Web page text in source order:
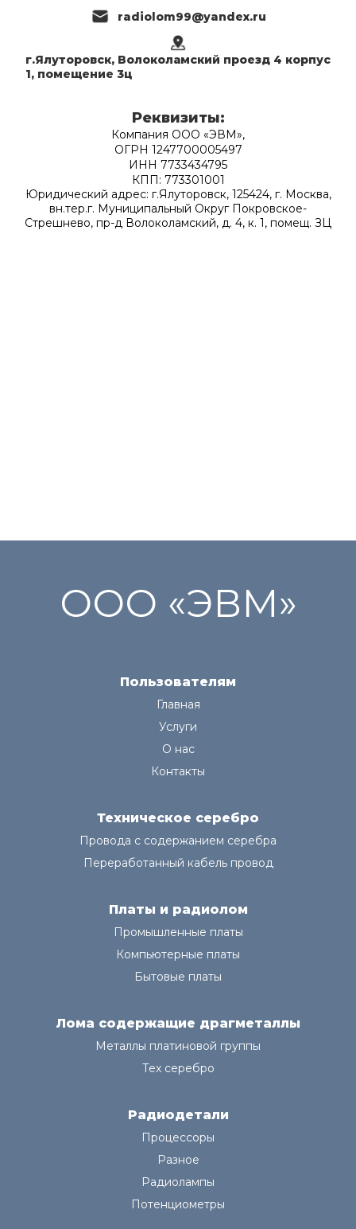
radiolom99@yandex.ru
г.Ялуторовск, Волоколамский проезд 4 корпус
1, помещение 3ц
Реквизиты:
Компания ООО «ЭВМ»,
ОГРН 1247700005497
ИНН 7733434795
КПП: 773301001
Юридический адрес: г.Ялуторовск, 125424, г. Москва,
вн.тер.г. Муниципальный Округ Покровское-
Стрешнево, пр-д Волоколамский, д. 4, к. 1, помещ. ЗЦ
ООО «ЭВМ»
Пользователям
Главная
Услуги
О нас
Контакты
Техническое серебро
Провода с содержанием серебра
Переработанный кабель провод
Платы и радиолом
Промышленные платы
Компьютерные платы
Бытовые платы
Лома содержащие драгметаллы
Металлы платиновой группы
Тех серебро
Радиодетали
Процессоры
Разное
Радиолампы
Потенциометры